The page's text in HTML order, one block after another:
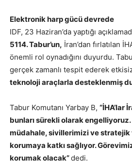
Elektronik harp gücü devrede
IDF, 23 Haziran’da yaptığı
5114. Tabur’un, İran’dan fırlatılan
önemli rol oynadığını duyurdu.
gerçek zamanlı tespit ederek
teknoloji araçlarla desteklenmiş
Tabur Komutanı Yarbay B, “İHA’lar
bunları sürekli olarak engelliyoruz.
müdahale, sivillerimizi ve stratejik
korumaya katkı sağlıyor.
korumak olacak”dedi.